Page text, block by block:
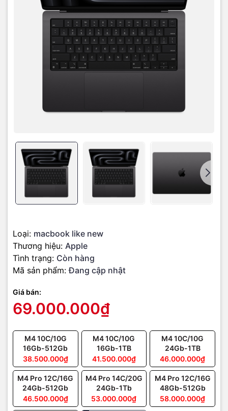
Loại: macbook like new
Thương hiệu: Apple
Tình trạng: Còn hàng
Mã sản phẩm: Đang cập nhật
Giá bán:
69.000.000₫
M4 10C/10G
16Gb-512Gb
38.500.000₫
M4 10C/10G
16Gb-1TB
41.500.000₫
M4 10C/10G
24Gb-1TB
46.000.000₫
M4 Pro 12C/16G
24Gb-512Gb
46.500.000₫
M4 Pro 14C/20G
24Gb-1Tb
53.000.000₫
M4 Pro 12C/16G
48Gb-512Gb
58.000.000₫
Mini LED và độ sáng ấn tượng:
Độ sáng HDR đạt 1600 nits, mang đến trải nghiệm sống động và
chân thực cho các nội dung video HDR.
Tùy chọn chống chói nano-texture giúp giảm lóa mắt khi làm việc
trong môi trường ánh sáng mạnh.
Với màn hình chất lượng này, MacBook Pro M4 mang đến trải
nghiệm thị giác hoàn hảo cho các công việc yêu cầu độ chính xác
Cuộc gọi video sắc nét và âm thanh sống động
MacBook Pro M4 được trang bịcamera 12MP Center Stage, giữ